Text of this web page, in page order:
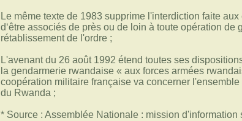
Le même texte de 1983 supprime l'interdiction faite
d‘être associés de près ou de loin à toute opération de
rétablissement de l'ordre ;
L'avenant du 26 août 1992 étend toutes ses
la gendarmerie rwandaise « aux forces armées
coopération militaire française va concerner
du Rwanda ;
* Source : Assemblée Nationale : mission